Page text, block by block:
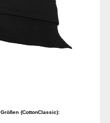
| Größen (CottonClassic):